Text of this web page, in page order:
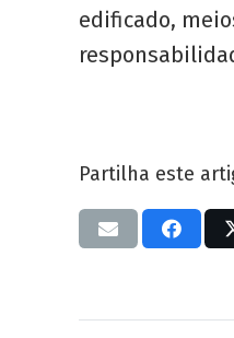
edificado,
Partilha este